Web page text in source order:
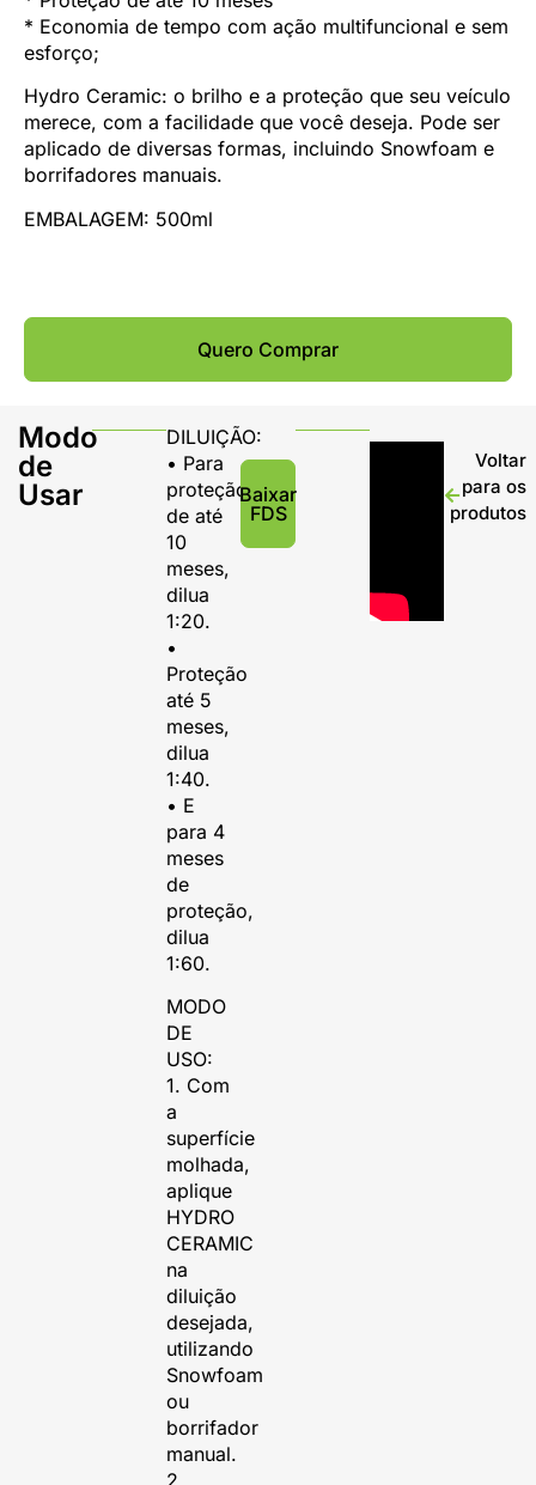
* Economia de tempo com ação multifuncional e sem
esforço;
Hydro Ceramic: o brilho e a proteção que seu veículo
merece, com a facilidade que você deseja. Pode ser
aplicado de diversas formas, incluindo Snowfoam e
borrifadores manuais.
EMBALAGEM: 500ml
Quero Comprar
Modo
de
Usar
DILUIÇÃO:
• Para
proteção
de até
10
meses,
dilua
1:20.
•
Proteção
até 5
meses,
dilua
1:40.
• E
para 4
meses
de
proteção,
dilua
1:60.
MODO
DE
USO:
1. Com
a
superfície
molhada,
aplique
HYDRO
CERAMIC
na
diluição
desejada,
utilizando
Snowfoam
ou
borrifador
manual.
2.
Baixar
FDS
Voltar
para os
produtos